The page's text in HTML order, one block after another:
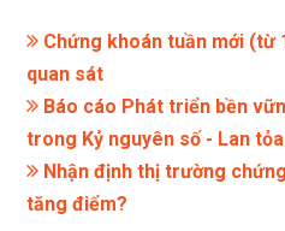
Chứng khoán tuần mới (từ
quan sát
Báo cáo Phát triển bền
trong Kỷ nguyên số - Lan
Nhận định thị trường
tăng điểm?